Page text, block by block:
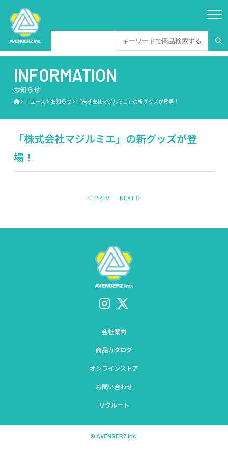
INFORMATION
お知らせ
> ニュース > お知らせ> 「株式会社マジルミエ」の新グッズが登場！
「株式会社マジルミエ」の新グッズが登
場！
◁ PREV NEXT ▷
会社案内
商品カタログ
オンラインストア
お問い合わせ
リクルート
© AVENGERZ Inc.